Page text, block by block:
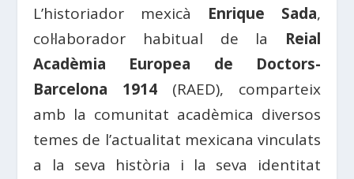
L’historiador mexicà Enrique Sada,
col·laborador habitual de la Reial
Acadèmia Europea de Doctors-
Barcelona 1914 (RAED), comparteix
amb la comunitat acadèmica diversos
temes de l’actualitat mexicana vinculats
a la seva història i la seva identitat